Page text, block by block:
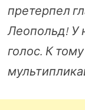
претерпел
Леопольд! У
голос. К